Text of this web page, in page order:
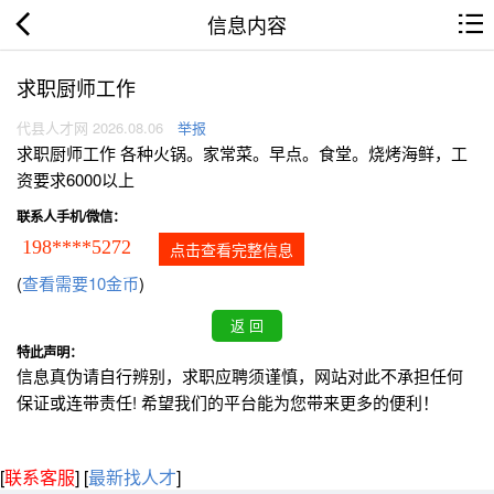
信息内容
求职厨师工作
代县人才网 2026.08.06 举报
求职厨师工作 各种火锅。家常菜。早点。食堂。烧烤海鲜，工
资要求6000以上
联系人手机/微信：
198****5272 点击查看完整信息
(查看需要10金币)
特此声明：
信息真伪请自行辨别，求职应聘须谨慎，网站对此不承担任何
保证或连带责任! 希望我们的平台能为您带来更多的便利！
[联系客服] [最新找人才]